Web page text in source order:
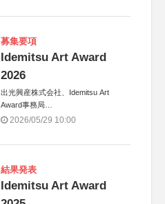
募集要項
Idemitsu Art Award
2026
出光興産株式会社、Idemitsu Art
Award事務局
2026/05/29 10:00
結果発表
Idemitsu Art Award